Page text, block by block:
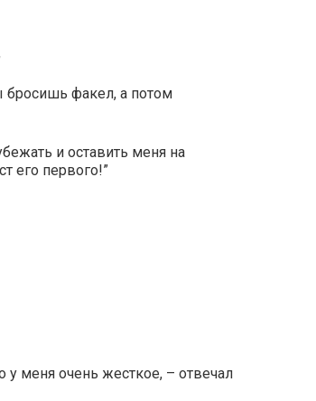
бросишь факел, а потом
и оставить меня на
его первого!”
у меня очень жесткое, – отвечал